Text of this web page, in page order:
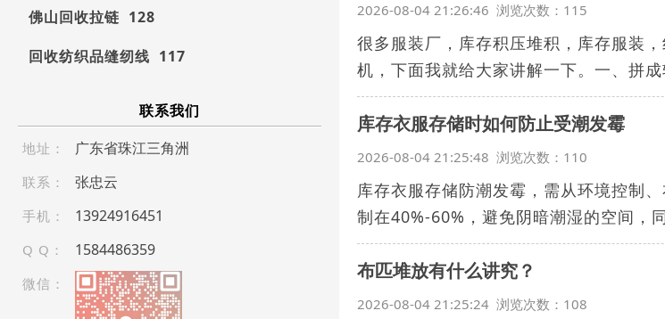
佛山回收拉链 128
回收纺织品缝纫线 117
联系我们
地址： 广东省珠江三角洲
联系： 张忠云
手机： 139 24 9 164 5 1
Q Q： 1584486359
微信：
2026-08-04 21:26:46 浏览次数：115
很多服装厂，库存积压堆积，库存服装
机，下面我就给大家讲解一下。一、拼
库存衣服存储时如何防止受潮发霉
2026-08-04 21:25:48 浏览次数：110
库存衣服存储防潮发霉，需从环境控制
制在40%-60%，避免阴暗潮湿的空间，
布匹堆放有什么讲究？
2026-08-04 21:25:24 浏览次数：108